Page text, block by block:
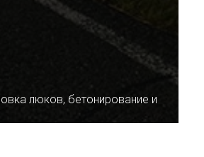
люков, бетонирование и